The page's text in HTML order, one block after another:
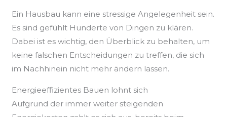
Ein Hausbau kann eine stressige Angelegenheit sein.
Es sind gefühlt Hunderte von Dingen zu klären.
Dabei ist es wichtig, den Überblick zu behalten, um
keine falschen Entscheidungen zu treffen, die sich
im Nachhinein nicht mehr ändern lassen.
Energieeffizientes Bauen lohnt sich
Aufgrund der immer weiter steigenden